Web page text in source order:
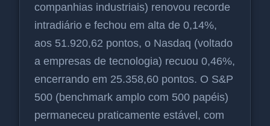
companhias industriais) renovou recorde
intradiário e fechou em alta de 0,14%,
aos 51.920,62 pontos, o Nasdaq (voltado
a empresas de tecnologia) recuou 0,46%,
encerrando em 25.358,60 pontos. O S&P
500 (benchmark amplo com 500 papéis)
permaneceu praticamente estável, com